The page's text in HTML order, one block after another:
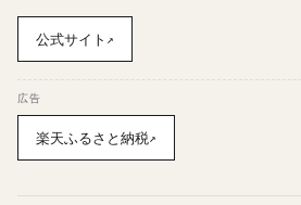
公式サイト ↗
広告
楽天ふるさと納税↗